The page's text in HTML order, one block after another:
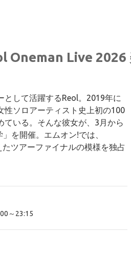
Oneman Live 2026
して活躍するReol。2019年に
性ソロアーティスト史上初の100
いる。そんな彼女が、3月から
を開催。エムオン!では、
たツアーファイナルの模様を独占
～23:15